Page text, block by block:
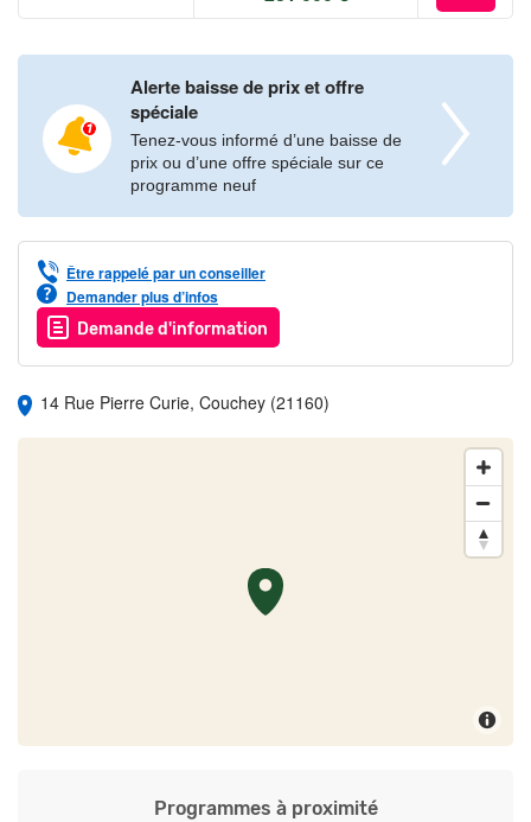
Alerte baisse de prix et offre
spéciale
Tenez-vous informé d’une baisse de
prix ou d’une offre spéciale sur ce
programme neuf
Être rappelé par un conseiller
Demander plus d’infos
Demande d'information
14 Rue Pierre Curie, Couchey (21160)
Programmes à proximité